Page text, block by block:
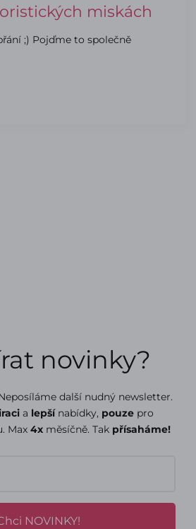
miskách
;) Pojďme to společně
novinky?
další nudný newsletter.
a lepšínabídky, pouze pro
Max 4xměsíčně. Tak přísaháme!
NOVINKY!